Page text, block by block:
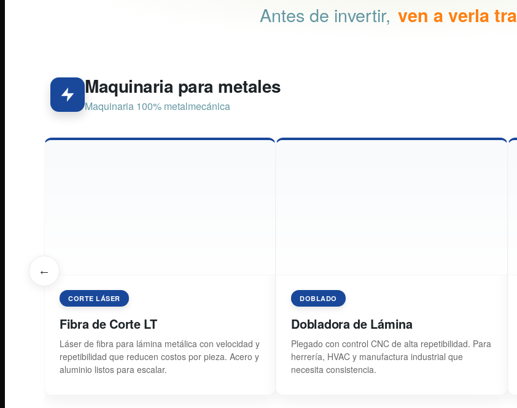
Antes de invertir, ven a verla
Maquinaria para metales
Maquinaria 100% metalmecánica
←
CORTE LÁSER
Fibra de Corte LT
Láser de fibra para lámina metálica con velocidad y
repetibilidad que reducen costos por pieza. Acero y
aluminio listos para escalar.
DOBLADO
Dobladora de Lámina
Plegado con control CNC de alta repetibilidad. Para
herrería, HVAC y manufactura industrial que
necesita consistencia.